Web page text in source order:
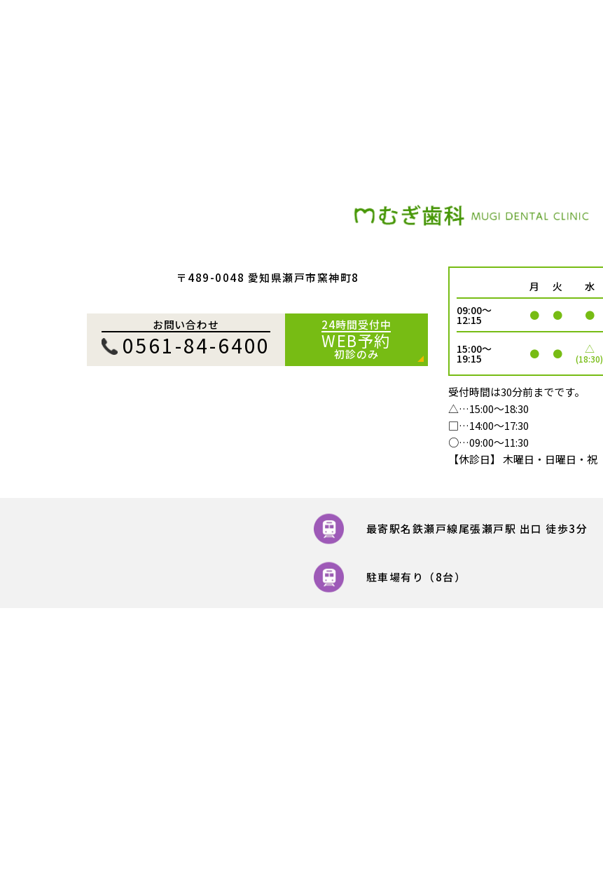
〒489-0048 愛知県瀬戸市窯神町8
お問い合わせ
0561-84-6400
24時間受付中
WEB予約
初診のみ
月 火 水
09:00～
12:15 ● ● ●
15:00～
19:15 ● ● △
(18:30)
受付時間は30分前までです。
△…15:00～18:30
□…14:00～17:30
○…09:00～11:30
【休診日】 木曜日・日曜日・祝
最寄駅名鉄瀬戸線尾張瀬戸駅 出口 徒歩3分
駐車場有り（8台）